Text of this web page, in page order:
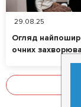
29.08.25
Огляд
очних
їхніх симптомів.
продукти